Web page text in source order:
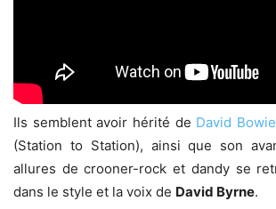
Ils semblent avoir hérité de David Bowie
(Station to Station), ainsi que son
allures de crooner-rock et dandy se
dans le style et la voix de David Byrne.